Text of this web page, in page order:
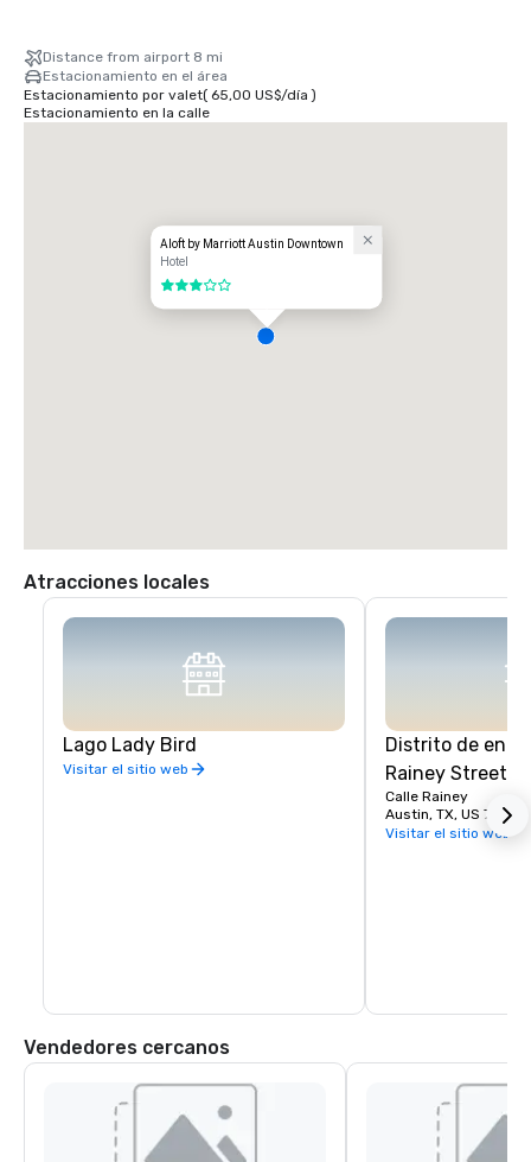
Distance from airport 8 mi
Estacionamiento en el área
Estacionamiento por valet( 65,00 US$/día )
Estacionamiento en la calle
Aloft by Marriott Austin Downtown
Hotel
3 de 5
Atracciones locales
Lago Lady Bird
Visitar el sitio web
Distrito de
Rainey Street
Calle Rainey
Austin, TX, US 78701
Visitar el sitio web
Vendedores cercanos